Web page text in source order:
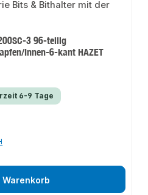
3 96-teilig
Innen-6-kant HAZET
6-9 Tage
Warenkorb